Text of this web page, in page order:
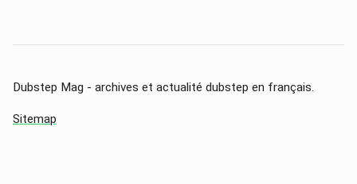
Dubstep Mag - archives et actualité dubstep en français.
Sitemap